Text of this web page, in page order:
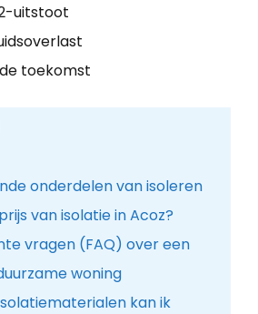
uitstoot
toekomst
onderdelen van isoleren
van isolatie in Acoz?
vragen (FAQ) over een
woning
kan ik